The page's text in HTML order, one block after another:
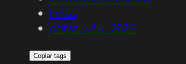
livros
obras_ufu_2026
Copiar tags